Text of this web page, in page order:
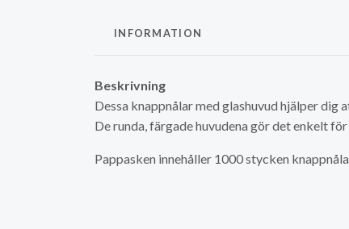
INFORMATION
Beskrivning
Dessa knappnålar med glashuvud hjälper dig
De runda, färgade huvudena gör det enkelt
Pappasken innehåller 1000 stycken